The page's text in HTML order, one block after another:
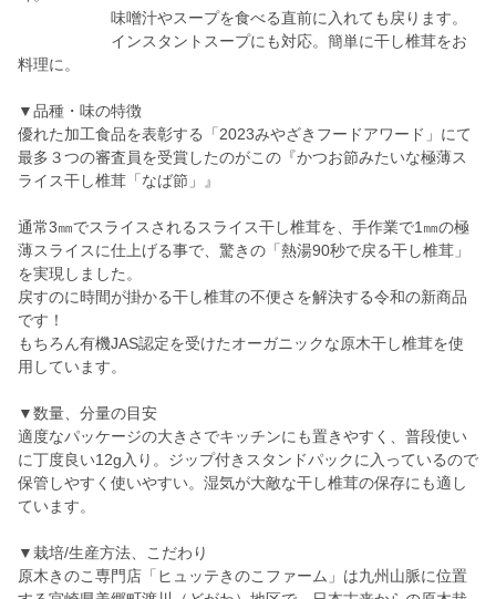
味噌汁やスープを食べる直前に入れても戻ります。
インスタントスープにも対応。簡単に干し椎茸をお
料理に。
▼品種・味の特徴
優れた加工食品を表彰する「2023みやざきフードアワード」にて
最多３つの審査員を受賞したのがこの『かつお節みたいな極薄ス
ライス干し椎茸「なば節」』
通常3㎜でスライスされるスライス干し椎茸を、手作業で1㎜の極
薄スライスに仕上げる事で、驚きの「熱湯90秒で戻る干し椎茸」
を実現しました。
戻すのに時間が掛かる干し椎茸の不便さを解決する令和の新商品
です！
もちろん有機JAS認定を受けたオーガニックな原木干し椎茸を使
用しています。
▼数量、分量の目安
適度なパッケージの大きさでキッチンにも置きやすく、普段使い
に丁度良い12g入り。ジップ付きスタンドパックに入っているので
保管しやすく使いやすい。湿気が大敵な干し椎茸の保存にも適し
ています。
▼栽培/生産方法、こだわり
原木きのこ専門店「ヒュッテきのこファーム」は九州山脈に位置